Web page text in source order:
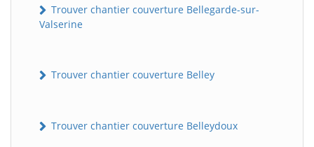
Trouver chantier couverture Bellegarde-sur-
Valserine
Trouver chantier couverture Belley
Trouver chantier couverture Belleydoux